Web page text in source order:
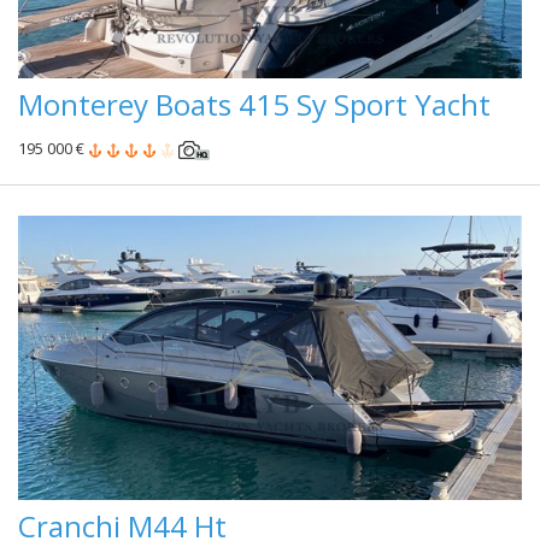
Monterey Boats 415 Sy Sport Yacht
195 000 €
Cranchi M44 Ht